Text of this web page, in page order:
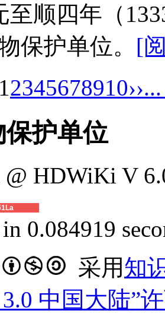
至顺四年（
保护单位。 [
12345678910››
护单位
@ HDWiKi V
in 0.084919
采用知
中国大陆”